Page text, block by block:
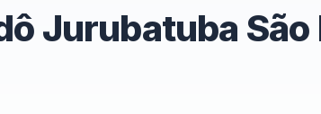
Jurubatuba São